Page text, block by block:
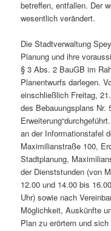
betreffen, entfallen. Der
wesentlich verändert.
Die Stadtverwaltung
Planung und ihre
§ 3 Abs. 2 BauGB im
Planentwurfs darlegen.
einschließlich Freitag,
des Bebauungsplans Nr.
an der Informationstafel
Maximilianstraße 100,
Stadtplanung,
der Dienststunden (von
12.00 und 14.00 bis
Uhr) sowie nach
Möglichkeit, Auskünfte
Plan zu erörtern und